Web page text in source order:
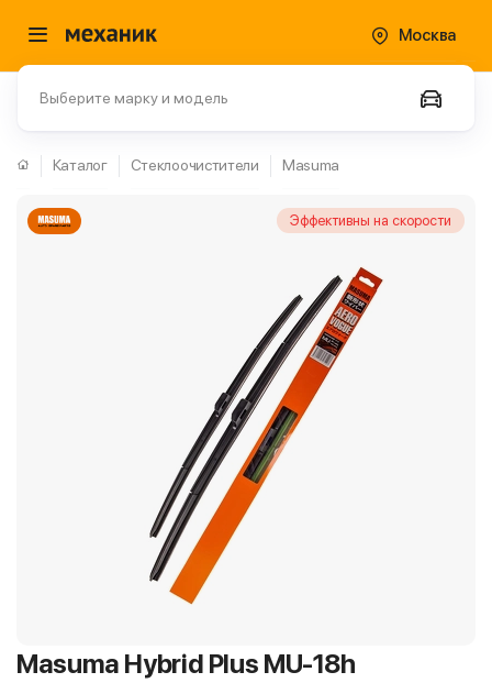
Москва
Выберите марку и модель
Каталог Стеклоочистители Masuma
Эффективны на скорости
Masuma Hybrid Plus MU-18h